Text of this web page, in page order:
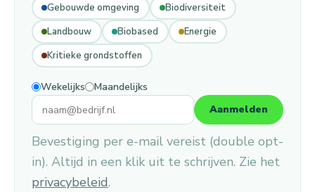
Gebouwde omgeving
Biodiversiteit
Landbouw
Biobased
Energie
Kritieke grondstoffen
Wekelijks
Maandelijks
Aanmelden
Bevestiging per e-mail vereist (double opt-
in). Altijd in een klik uit te schrijven. Zie het
privacybeleid.